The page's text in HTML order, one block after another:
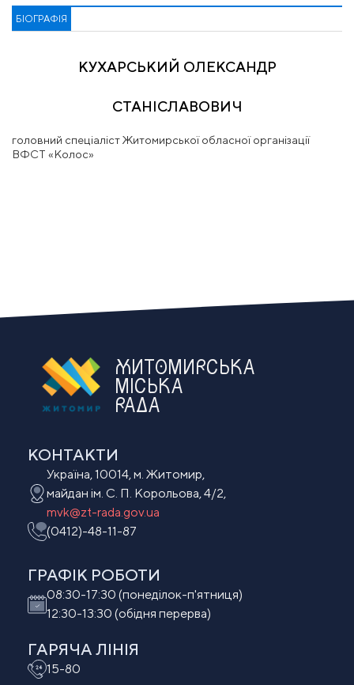
БІОГРАФІЯ
КУХАРСЬКИЙ ОЛЕКСАНДР
СТАНІСЛАВОВИЧ
головний спеціаліст Житомирської обласної організації
ВФСТ «Колос»
ЖИТОМИРСЬКА
МІСЬКА
РАДА
КОНТАКТИ
Україна, 10014, м. Житомир,
майдан ім. С. П. Корольова, 4/2,
mvk@zt-rada.gov.ua
(0412)-48-11-87
ГРАФІК РОБОТИ
08:30-17:30 (понеділок-п'ятниця)
12:30-13:30 (обідня перерва)
ГАРЯЧА ЛІНІЯ
15-80